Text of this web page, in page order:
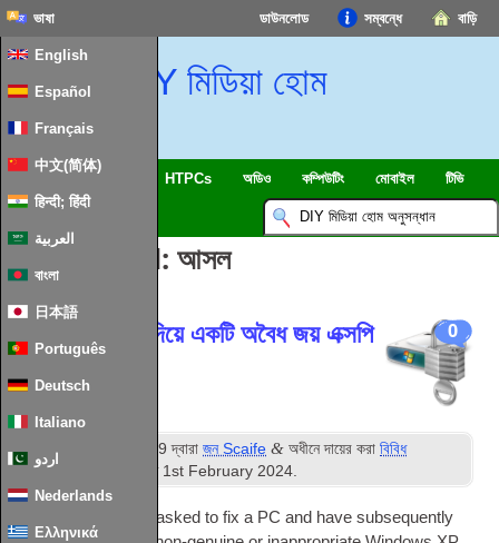
বাড়ি
সম্বন্ধে
ডাউনলোড
ভাষা
English
Español
Français
中文(简体)
हिन्दी; हिंदी
العربية
বাংলা
日本語
Português
Deutsch
Italiano
اردو
Nederlands
Ελληνικά
DIY মিডিয়া হোম
SmartHome & IOT HTPCs অডিও কম্পিউটিং মোবাইল টিভি
পোস্ট Tagged: আসল
0
একটি জেনুইন কী দিয়ে একটি অবৈধ জয় এক্সপি
কী প্রতিস্থাপন
প্রকাশিত অগাস্ট 2009 দ্বারাজন Scaife & অধীনে দায়ের করাবিবিধ
সফটওয়্যার
. সর্বশেষ সংষ্করণ 1st February 2024.
If you’ve ever been asked to fix a PC and have sub­sequently